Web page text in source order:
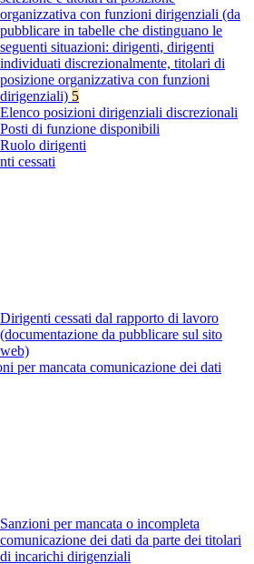
organizzativa con funzioni dirigenziali (da
pubblicare in tabelle che distinguano le
seguenti situazioni: dirigenti, dirigenti
individuati discrezionalmente, titolari di
posizione organizzativa con funzioni
dirigenziali) 5
Elenco posizioni dirigenziali discrezionali
Posti di funzione disponibili
Ruolo dirigenti
cessati
Dirigenti cessati dal rapporto di lavoro
(documentazione da pubblicare sul sito
web)
per mancata comunicazione dei dati
Sanzioni per mancata o incompleta
comunicazione dei dati da parte dei titolari
di incarichi dirigenziali